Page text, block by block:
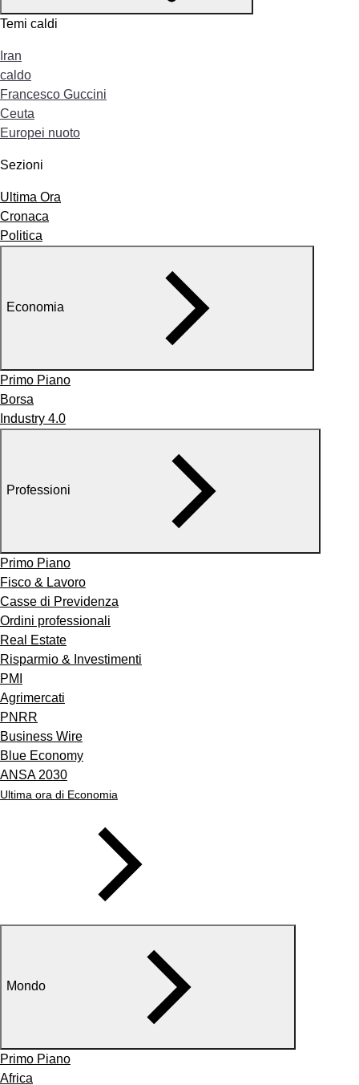
Temi caldi
Iran
caldo
Francesco Guccini
Ceuta
Europei nuoto
Sezioni
Ultima Ora
Cronaca
Politica
Economia
Primo Piano
Borsa
Industry 4.0
Professioni
Primo Piano
Fisco & Lavoro
Casse di Previdenza
Ordini professionali
Real Estate
Risparmio & Investimenti
PMI
Agrimercati
PNRR
Business Wire
Blue Economy
ANSA 2030
Ultima ora di Economia
Mondo
Primo Piano
Africa